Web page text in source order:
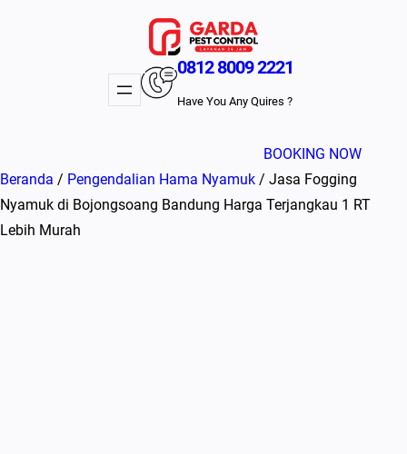
0812 8009 2221
Have You Any Quires ?
BOOKING NOW
Beranda / Pengendalian Hama Nyamuk / Jasa Fogging
Nyamuk di Bojongsoang Bandung Harga Terjangkau 1 RT
Lebih Murah